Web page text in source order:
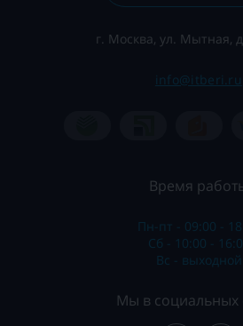
г. Москва, ул. Мытная,
info@itberi.ru
Время
Пн-пт - 09:00 -
Сб - 10:00 -
Вс - выходной
Мы в социальных